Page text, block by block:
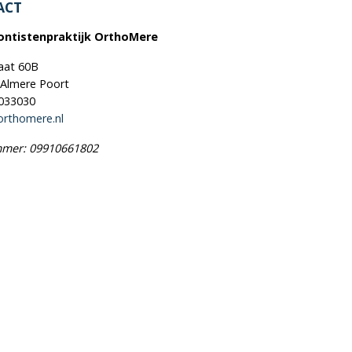
OrthoMere
60B
Poort
09910661802